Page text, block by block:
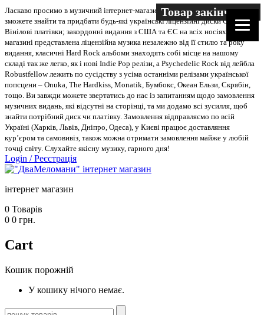
Ласкаво просимо в музичний інтернет-магазин “Два меломани”. У нас Ви
зможете знайти та придбати будь-які українські ліцензійні диски CD, DVD,
Вінілові платівки; закордонні видання з США та ЄС на всіх носіях. В
магазині представлена ліцензійна музика незалежно від її стилю та року
видання, класичні Hard Rock альбоми знаходять собі місце на нашому
складі так же легко, як і нові Indie Pop релізи, а Psychedelic Rock від лейбла
Robustfellow лежить по сусідству з усіма останніми релізами української
попсцени – Onuka, The Hardkiss, Monatik, Бумбокс, Океан Ельзи, Скрябін,
тощо. Ви завжди можете звертатись до нас із запитанням щодо замовлення
музичних видань, які відсутні на сторінці, та ми додамо всі зусилля, щоб
знайти потрібний диск чи платівку. Замовлення відправляємо по всій
Україні (Харків, Львів, Дніпро, Одеса), у Києві працює доставляння
кур’єром та самовивіз, також можна отримати замовлення майже у любій
точці світу. Слухайте якісну музику, гарного дня!
Login /Реєстрація
інтернет магазин
0 Товарів
0 0 грн.
Cart
Кошик порожній
У кошику нічого немає.
Товар закінчився